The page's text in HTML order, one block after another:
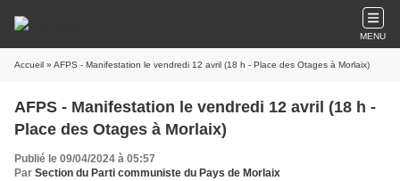
MENU
Accueil » AFPS - Manifestation le vendredi 12 avril (18 h - Place des Otages à Morlaix)
AFPS - Manifestation le vendredi 12 avril (18 h -
Place des Otages à Morlaix)
Publié le 09/04/2024 à 05:57
Par Section du Parti communiste du Pays de Morlaix